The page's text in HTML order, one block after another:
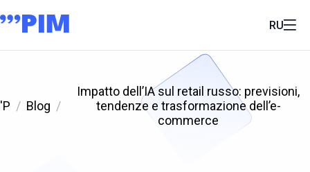
RU
'P Blog
Impatto dell’IA sul retail russo: previsioni,
tendenze e trasformazione dell’e-
commerce